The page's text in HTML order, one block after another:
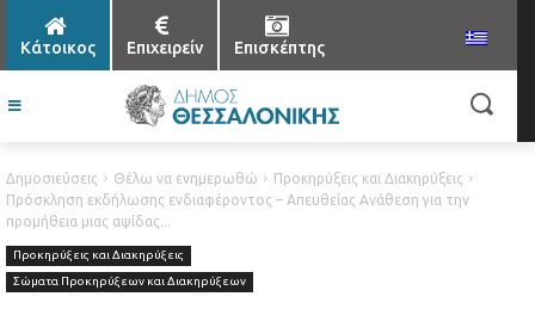
Κάτοικος Επιχειρείν Επισκέπτης
Δημοσιεύσεις Θέλω να ενημερωθώ
Προκηρύξεις και Διακηρύξεις
Πρόσκληση εκδήλωσης ενδιαφέροντος – Απευθείας Ανάθεση για την
προμήθεια μιας αψίδας...
Προκηρύξεις και Διακηρύξεις
Σώματα Προκηρύξεων και Διακηρύξεων